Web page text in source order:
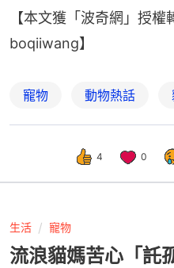
【本文獲「波奇網」授權
boqiiwang】
寵物 動物熱話
4 0
生活 寵物
流浪貓媽苦心「託